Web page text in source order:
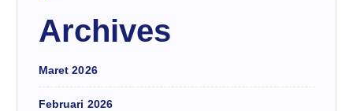
Archives
Maret 2026
Februari 2026